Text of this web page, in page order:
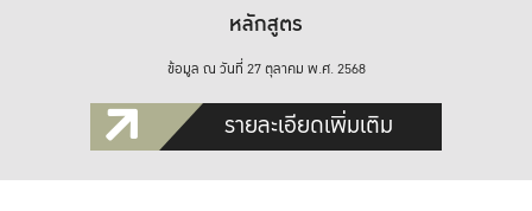
หลักสูตร
ข้อมูล ณ วันที่ 27 ตุลาคม พ.ศ. 2568
รายละเอียดเพิ่มเติม